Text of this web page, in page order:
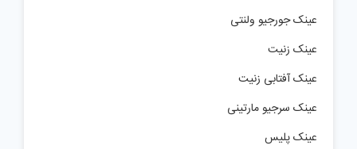
عینک جورجیو ولنتی
عینک زنیت
عینک آفتابی زنیت
عینک سرجیو مارتینی
عینک پلیس